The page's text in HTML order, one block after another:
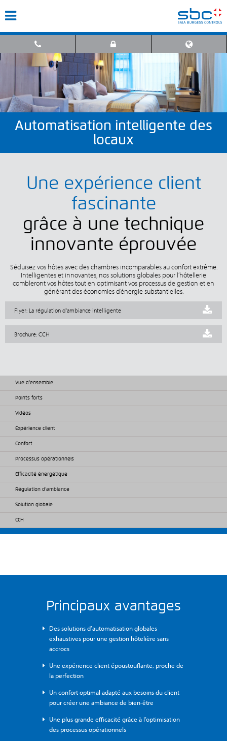
Automatisation intelligente des
locaux
Une expérience client
fascinante
grâce à une technique
innovante éprouvée
Séduisez vos hôtes avec des chambres incomparables au confort extrême.
Intelligentes et innovantes, nos solutions globales pour l’hôtellerie
combleront vos hôtes tout en optimisant vos processus de gestion et en
générant des économies d’énergie substantielles.
Flyer: La régulation d’ambiance intelligente
Brochure: CCH
Vue d'ensemble
Points forts
Vidéos
Expérience client
Confort
Processus opérationnels
Efficacité énergétique
Régulation d’ambiance
Solution globale
CCH
Principaux avantages
Des solutions d’automatisation globales
exhaustives pour une gestion hôtelière sans
accrocs
Une expérience client époustouflante, proche de
la perfection
Un confort optimal adapté aux besoins du client
pour créer une ambiance de bien-être
Une plus grande efficacité grâce à l’optimisation
des processus opérationnels